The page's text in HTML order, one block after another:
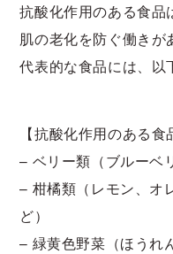
抗酸化作用のある食品
肌の老化を防ぐ働きが
代表的な食品には、以
【抗酸化作用のある食
– ベリー類（ブルーベ
– 柑橘類（レモン、オ
ど）
– 緑黄色野菜（ほうれ